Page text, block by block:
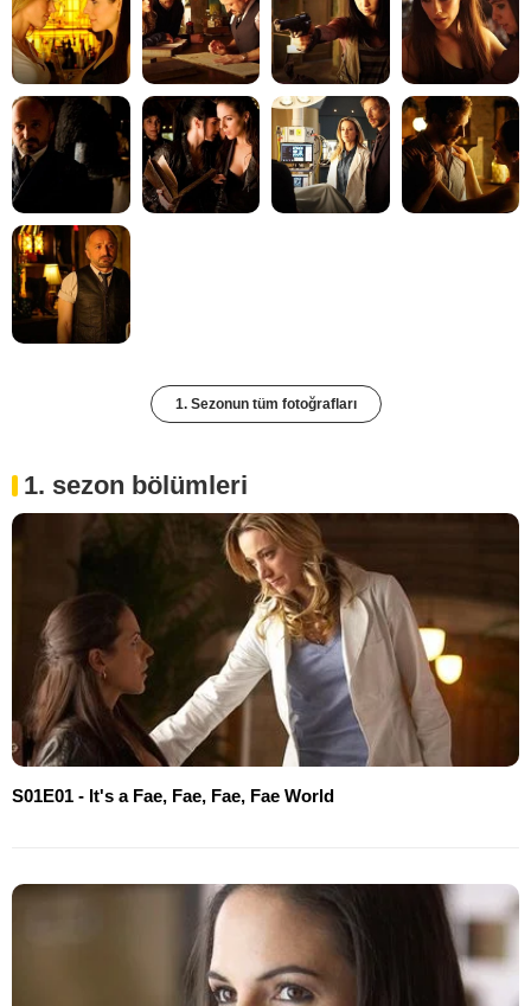
1. Sezonun tüm fotoğrafları
1. sezon bölümleri
S01E01 - It's a Fae, Fae, Fae, Fae World